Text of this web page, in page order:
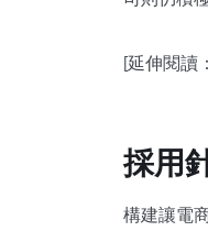
[延伸閱讀：
採用
構建讓電